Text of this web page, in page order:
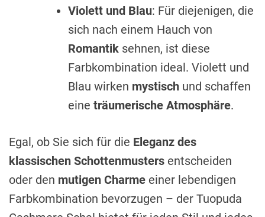
Violett und Blau: Für diejenigen, die
sich nach einem Hauch von
Romantik sehnen, ist diese
Farbkombination ideal. Violett und
Blau wirken mystisch und schaffen
eine träumerische Atmosphäre.
Egal, ob Sie sich für die Eleganz des
klassischen Schottenmusters entscheiden
oder den mutigen Charme einer lebendigen
Farbkombination bevorzugen – der Tuopuda